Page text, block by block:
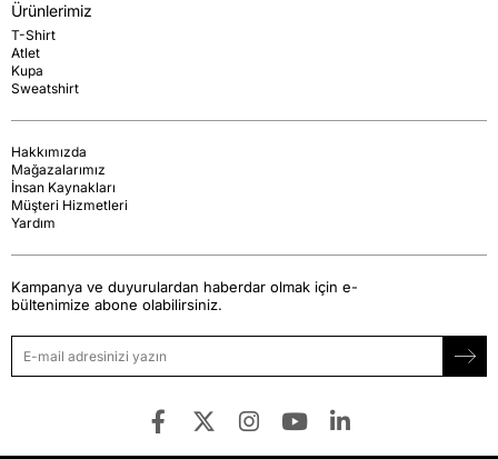
Ürünlerimiz
T-Shirt
Atlet
Kupa
Sweatshirt
Hakkımızda
Mağazalarımız
İnsan Kaynakları
Müşteri Hizmetleri
Yardım
Kampanya ve duyurulardan haberdar olmak için e-
bültenimize abone olabilirsiniz.